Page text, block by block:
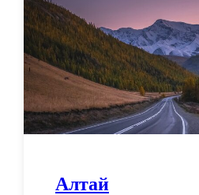
Алтай